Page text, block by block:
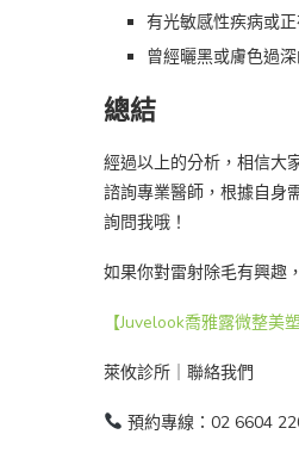
有光敏感性疾病或
曾經曬黑或膚色過深
總結
經過以上的分析，相信大
諮詢專業醫師，根據自身
詢問我哦！
如果你對雷射除毛有興趣
【Juvelook喬雅露微整美
萊攸診所｜聯絡我們
預約專線：02 6604